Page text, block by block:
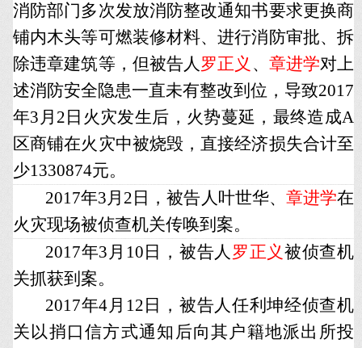
消防部门多次发放消防整改通知书要求更换商
铺内木头等可燃装修材料、进行消防审批、拆
除违章建筑等，但被告人罗正义 、 章进学对上
述消防安全隐患一直未有整改到位，导致2017
年3月2日火灾发生后，火势蔓延，最终造成A
区商铺在火灾中被烧毁，直接经济损失合计至
少1330874元。
2017年3月2日，被告人叶世华、 章进学在
火灾现场被侦查机关传唤到案。
2017年3月10日，被告人 罗正义 被侦查机
关抓获到案。
2017年4月12日，被告人任利坤经侦查机
关以捎口信方式通知后向其户籍地派出所投